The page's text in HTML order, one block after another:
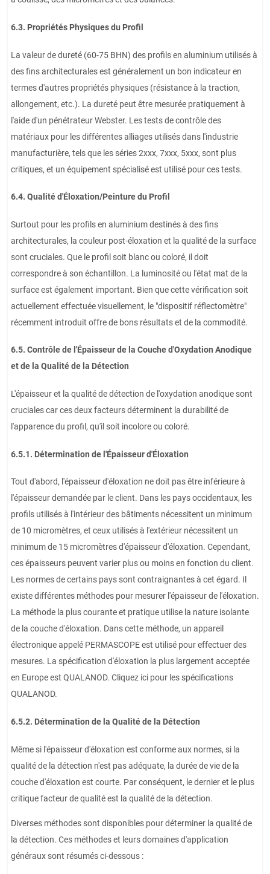
6.3. Propriétés Physiques du Profil
La valeur de dureté (60-75 BHN) des profils en aluminium utilisés à
des fins architecturales est généralement un bon indicateur en
termes d'autres propriétés physiques (résistance à la traction,
allongement, etc.). La dureté peut être mesurée pratiquement à
l'aide d'un pénétrateur Webster. Les tests de contrôle des
matériaux pour les différentes alliages utilisés dans l'industrie
manufacturière, tels que les séries 2xxx, 7xxx, 5xxx, sont plus
critiques, et un équipement spécialisé est utilisé pour ces tests.
6.4. Qualité d'Éloxation/Peinture du Profil
Surtout pour les profils en aluminium destinés à des fins
architecturales, la couleur post-éloxation et la qualité de la surface
sont cruciales. Que le profil soit blanc ou coloré, il doit
correspondre à son échantillon. La luminosité ou l'état mat de la
surface est également important. Bien que cette vérification soit
actuellement effectuée visuellement, le "dispositif réflectomètre"
récemment introduit offre de bons résultats et de la commodité.
6.5. Contrôle de l'Épaisseur de la Couche d'Oxydation Anodique
et de la Qualité de la Détection
L'épaisseur et la qualité de détection de l'oxydation anodique sont
cruciales car ces deux facteurs déterminent la durabilité de
l'apparence du profil, qu'il soit incolore ou coloré.
6.5.1. Détermination de l'Épaisseur d'Éloxation
Tout d'abord, l'épaisseur d'éloxation ne doit pas être inférieure à
l'épaisseur demandée par le client. Dans les pays occidentaux, les
profils utilisés à l'intérieur des bâtiments nécessitent un minimum
de 10 micromètres, et ceux utilisés à l'extérieur nécessitent un
minimum de 15 micromètres d'épaisseur d'éloxation. Cependant,
ces épaisseurs peuvent varier plus ou moins en fonction du client.
Les normes de certains pays sont contraignantes à cet égard. Il
existe différentes méthodes pour mesurer l'épaisseur de l'éloxation.
La méthode la plus courante et pratique utilise la nature isolante
de la couche d'éloxation. Dans cette méthode, un appareil
électronique appelé PERMASCOPE est utilisé pour effectuer des
mesures. La spécification d'éloxation la plus largement acceptée
en Europe est QUALANOD. Cliquez ici pour les spécifications
QUALANOD.
6.5.2. Détermination de la Qualité de la Détection
Même si l'épaisseur d'éloxation est conforme aux normes, si la
qualité de la détection n'est pas adéquate, la durée de vie de la
couche d'éloxation est courte. Par conséquent, le dernier et le plus
critique facteur de qualité est la qualité de la détection.
Diverses méthodes sont disponibles pour déterminer la qualité de
la détection. Ces méthodes et leurs domaines d'application
généraux sont résumés ci-dessous :